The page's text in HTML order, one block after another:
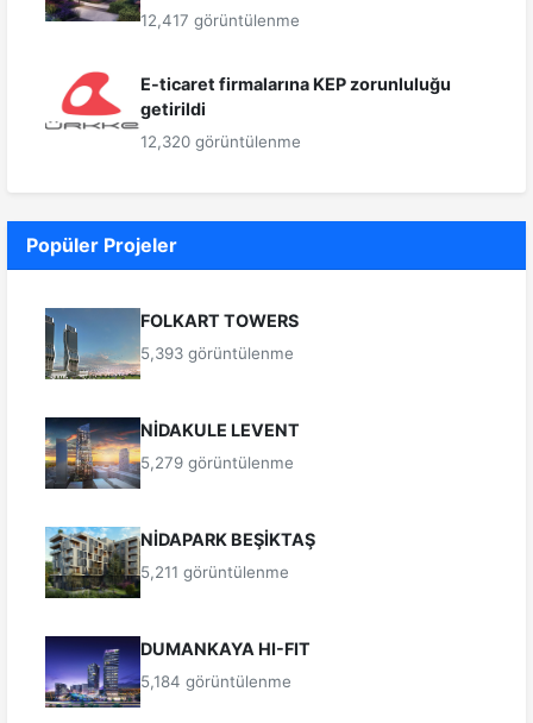
12,417 görüntülenme
E-ticaret firmalarına KEP zorunluluğu
getirildi
12,320 görüntülenme
Popüler Projeler
FOLKART TOWERS
5,393 görüntülenme
NİDAKULE LEVENT
5,279 görüntülenme
NİDAPARK BEŞİKTAŞ
5,211 görüntülenme
DUMANKAYA HI-FIT
5,184 görüntülenme